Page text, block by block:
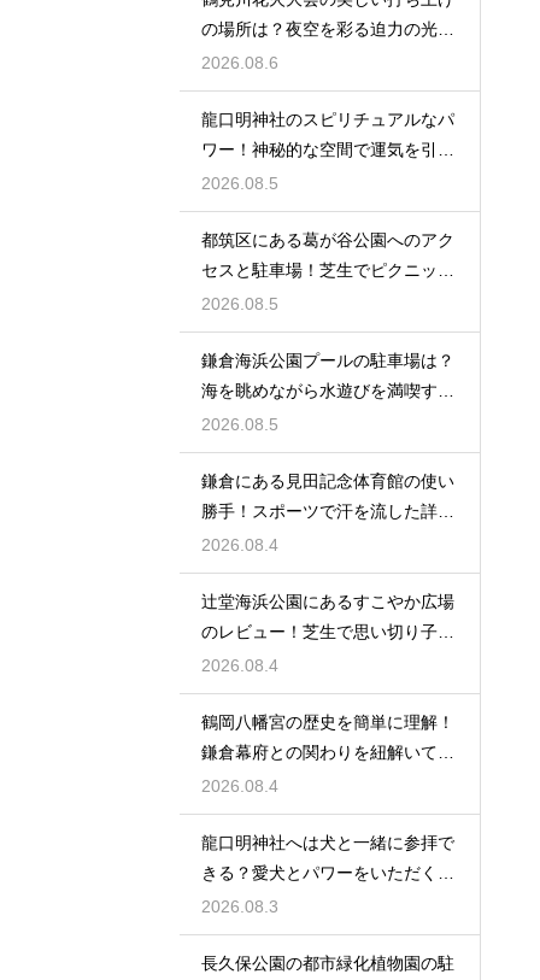
の場所は？夜空を彩る迫力の光景
を特等席で
2026.08.6
龍口明神社のスピリチュアルなパ
ワー！神秘的な空間で運気を引き
寄せる参拝
2026.08.5
都筑区にある葛が谷公園へのアク
セスと駐車場！芝生でピクニック
を満喫する
2026.08.5
鎌倉海浜公園プールの駐車場は？
海を眺めながら水遊びを満喫する
レビュー
2026.08.5
鎌倉にある見田記念体育館の使い
勝手！スポーツで汗を流した詳細
レビュー
2026.08.4
辻堂海浜公園にあるすこやか広場
のレビュー！芝生で思い切り子供
と遊ぶ休日
2026.08.4
鶴岡八幡宮の歴史を簡単に理解！
鎌倉幕府との関わりを紐解いて観
光を楽しむ
2026.08.4
龍口明神社へは犬と一緒に参拝で
きる？愛犬とパワーをいただくた
めの注意点
2026.08.3
長久保公園の都市緑化植物園の駐